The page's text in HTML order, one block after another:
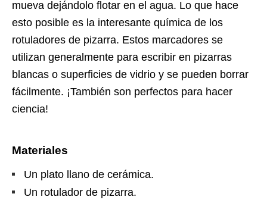
mueva dejándolo flotar en el agua. Lo que hace
esto posible es la interesante química de los
rotuladores de pizarra. Estos marcadores se
utilizan generalmente para escribir en pizarras
blancas o superficies de vidrio y se pueden borrar
fácilmente. ¡También son perfectos para hacer
ciencia!
Materiales
Un plato llano de cerámica.
Un rotulador de pizarra.